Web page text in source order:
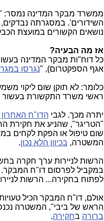
ממשרד מבקר המדינה נמסר:
השידורים'. במסגרתה נבדקים,
נושאים הקשורים במועצת
אז מה הבעיה?
אגף הספקטרום), "נגרסו
כלומר: לא תוקן שום ליקוי
ראשי משרד התקשורת בעשור
יתרה מכך. לגבי הדו"ח
"הטריגר", שהניע את חקירת
שום טיפול או הפקת לקחים
המשטרה, בכיוון הלא נכון.
הרשות לניירות ערך חקרה
במקביל לפרסום דו"ח המבקר.
לפתוח בחקירה... הרשות
אולם, דו"ח המבקר הכיל
הראש של ביבי", המשטרה
ברורה בחקירה.